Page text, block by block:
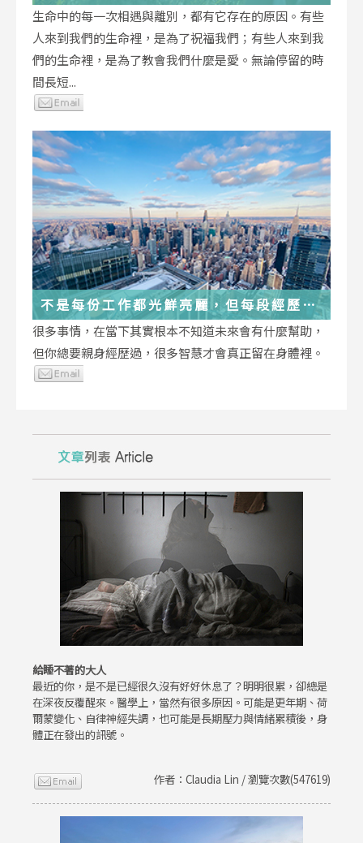
生命中的每一次相遇與離別，都有它存在的原因。有些
人來到我們的生命裡，是為了祝福我們；有些人來到我
們的生命裡，是為了教會我們什麼是愛。無論停留的時
間長短...
不是每份工作都光鮮亮麗，但每段經歷都
在偷偷改變你
很多事情，在當下其實根本不知道未來會有什麼幫助，
但你總要親身經歷過，很多智慧才會真正留在身體裡。
給睡不著的大人
最近的你，是不是已經很久沒有好好休息了？明明很累，卻總是
在深夜反覆醒來。醫學上，當然有很多原因。可能是更年期、荷
爾蒙變化、自律神經失調，也可能是長期壓力與情緒累積後，身
體正在發出的訊號。
作者：Claudia Lin / 瀏覽次數(547619)